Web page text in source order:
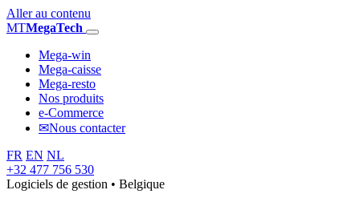
Aller au contenu
MTMegaTech
Mega-win
Mega-caisse
Mega-resto
Nos produits
e-Commerce
✉Nous contacter
FR EN NL
+32 477 756 530
Logiciels de gestion • Belgique